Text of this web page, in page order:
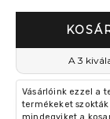
A 3
Vásárlóink ezzel a
termékeket